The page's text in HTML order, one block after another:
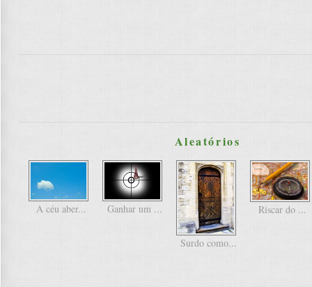
Aleatórios
A céu aber... Ganhar um ...
Surdo como...
Riscar do ...